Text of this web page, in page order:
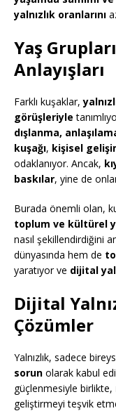
yalnızlık oranlarını
Yaş
Anlayışları
Farklı kuşaklar,
görüşleriyle
dışlanma,
kuşağı, kişisel
odaklanıyor. Ancak,
baskılar, yine de
Burada önemli olan,
toplum ve kültürel
nasıl şekillendirdiğini
dünyasında hem de
yaratıyor ve dijital
Dijital
Çözümler
Yalnızlık, sadece
sorun olarak kabul
güçlenmesiyle birlikte,
geliştirmeyi teşvik